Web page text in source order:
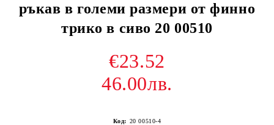
ръкав в големи размери от финно
трико в сиво 20 00510
€23.52
46.00лв.
Код: 20 00510-4